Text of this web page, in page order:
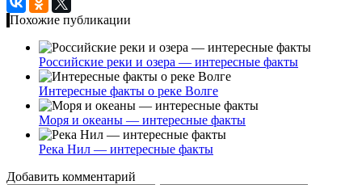
Похожие публикации
Российские реки и озера — интересные факты
Интересные факты о реке Волге
Моря и океаны — интересные факты
Река Нил — интересные факты
Добавить комментарий